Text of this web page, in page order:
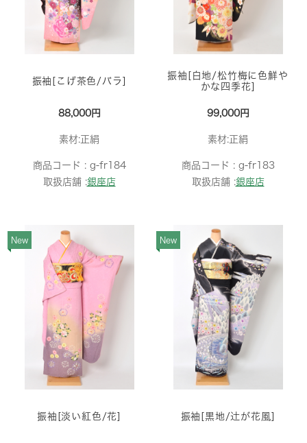
振袖[こげ茶色/バラ]
88,000円
素材:正絹
商品コード : g-fr184
取扱店舗 :銀座店
振袖[白地/松竹梅に色鮮や
かな四季花]
99,000円
素材:正絹
商品コード : g-fr183
取扱店舗 :銀座店
New
振袖[淡い紅色/花]
New
振袖[黒地/辻が花風]